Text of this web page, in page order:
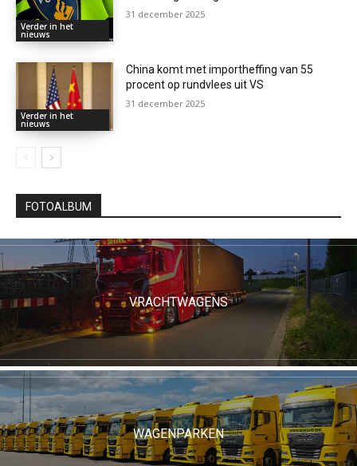
Verder in het
nieuws
31 december 2025
Verder in het
nieuws
China komt met importheffing van 55
procent op rundvlees uit VS
31 december 2025
FOTOALBUM
VRACHTWAGENS
WAGENPARKEN